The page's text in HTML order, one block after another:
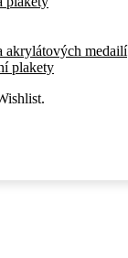
akrylátových medailí
plakety